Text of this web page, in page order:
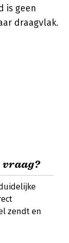
is geen
draagvlak.
vraag?
zendt en